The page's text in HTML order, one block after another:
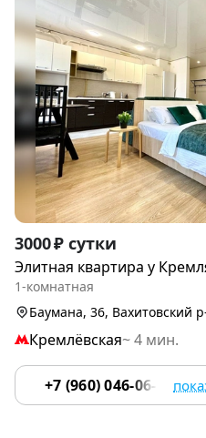
Item
1
of
3000 ₽ сутки
Элитная квартира у
1-комнатная
Баумана, 36, Вахитовский
Кремлёвская~ 4 мин.
+7 (960) 046-06-18